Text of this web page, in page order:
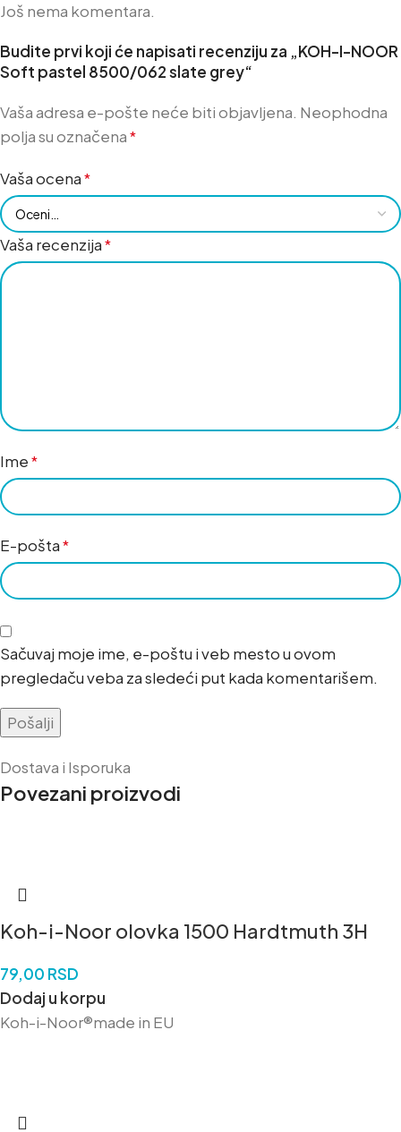
Još nema komentara.
Budite prvi koji će napisati recenziju za „KOH-I-NOOR
Soft pastel 8500/062 slate grey“
Vaša adresa e-pošte neće biti objavljena. Neophodna
polja su označena*
Vaša ocena*
Vaša recenzija*
Ime*
E-pošta*
Sačuvaj moje ime, e-poštu i veb mesto u ovom
pregledaču veba za sledeći put kada komentarišem.
Dostava i Isporuka
Povezani proizvodi
Koh-i-Noor olovka 1500 Hardtmuth 3H
79,00 RSD
Dodaj u korpu
Koh-i-Noor®made in EU